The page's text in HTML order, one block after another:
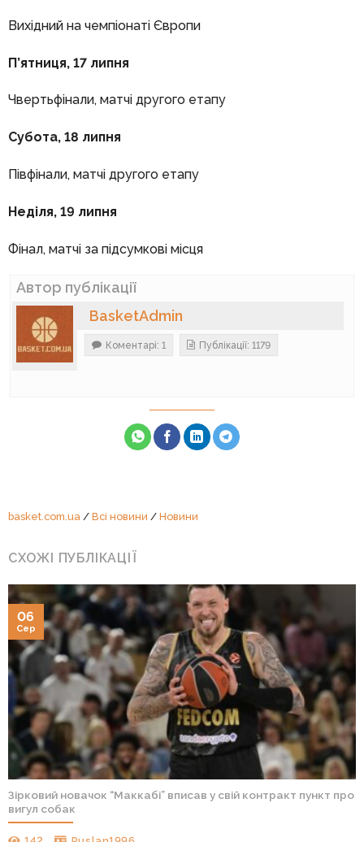
Вихідний на чемпіонаті Європи
П’ятниця, 17 липня
Чвертьфінали, матчі другого етапу
Субота, 18 липня
Півфінали, матчі другого етапу
Неділя, 19 липня
Фінал, матчі за підсумкові місця
Автор публікації
BasketAdmin
Коментарі: 1 Публікації: 1179
basket.com.ua / Всі новини / Новини
СХОЖІ ПУБЛІКАЦІЇ
Зірковий новачок “Маккабі” вписав у свій контракт пункт про
вигул собак
06
Сер